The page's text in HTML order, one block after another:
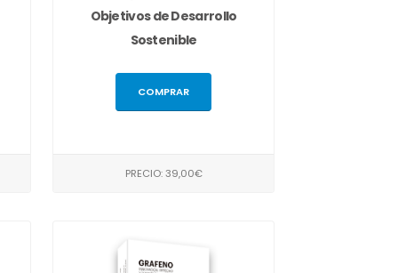
Objetivos de Desarrollo
Sostenible
COMPRAR
PRECIO: 39,00€